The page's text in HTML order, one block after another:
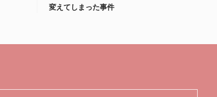
変えてしまった事件